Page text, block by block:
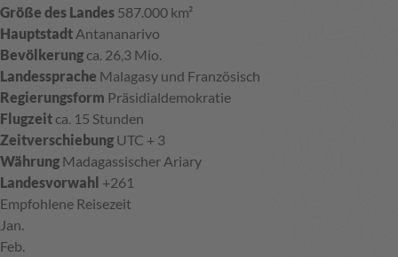
Größe des Landes 587.000 km²
Hauptstadt Antananarivo
Bevölkerung ca. 26,3 Mio.
Landessprache Malagasy und Französisch
Regierungsform Präsidialdemokratie
Flugzeit ca. 15 Stunden
Zeitverschiebung UTC + 3
Währung Madagassischer Ariary
Landesvorwahl +261
Empfohlene Reisezeit
Jan.
Feb.